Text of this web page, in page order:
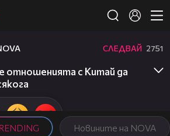
Новините на NOVA
СЛЕДВАЙ 2751
отношенията с Китай да